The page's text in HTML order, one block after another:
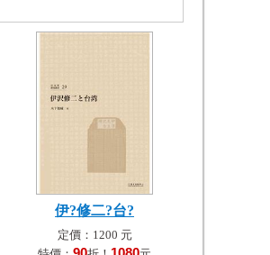
伊?修二?台?
定價：1200 元